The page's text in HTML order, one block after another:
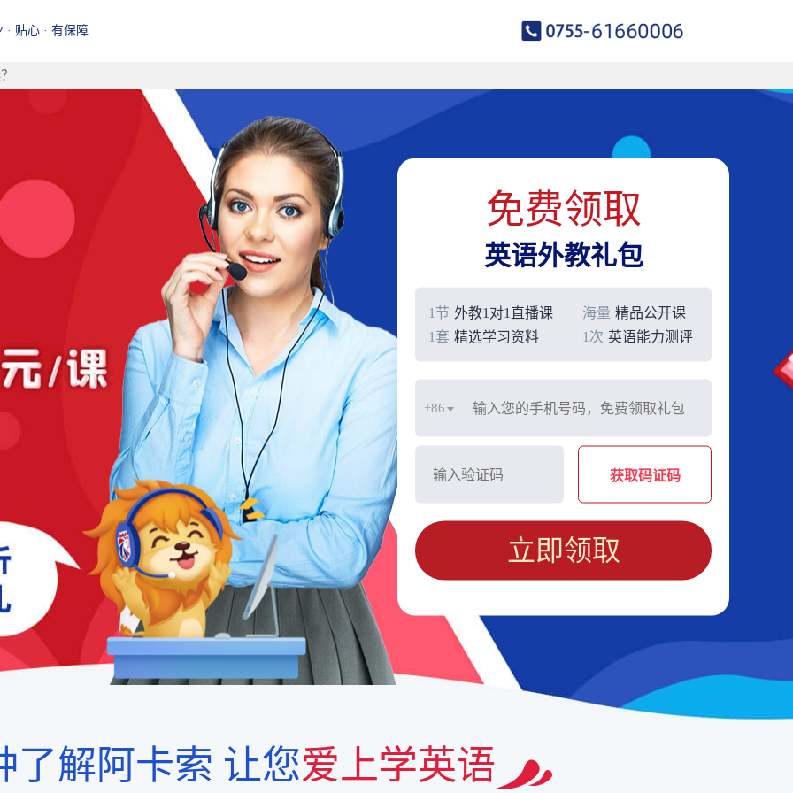
· 贴心 · 有保障
免费领取
英语外教礼包
1节 外教1对1直播课 海量 精品公开课
1套 精选学习资料 1次 英语能力测评
+86
获取码证码
立即领取
了解阿卡索 让您爱上学英语